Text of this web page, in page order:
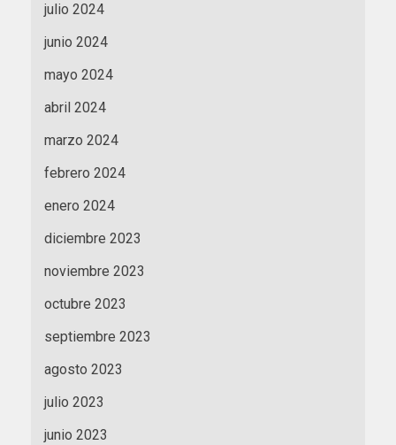
julio 2024
junio 2024
mayo 2024
abril 2024
marzo 2024
febrero 2024
enero 2024
diciembre 2023
noviembre 2023
octubre 2023
septiembre 2023
agosto 2023
julio 2023
junio 2023